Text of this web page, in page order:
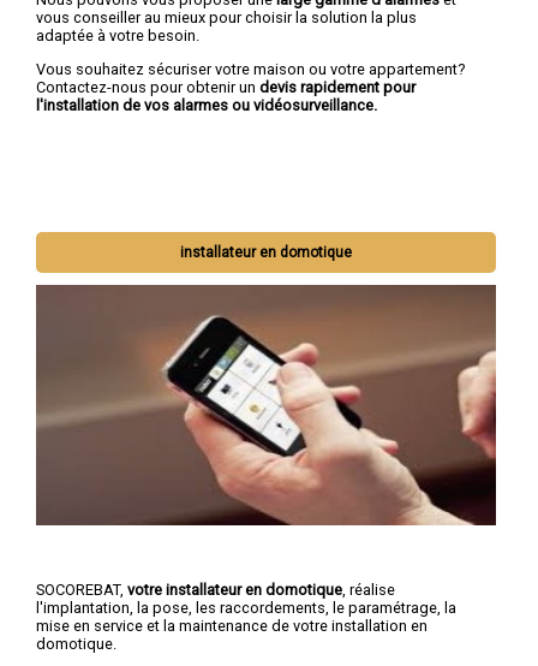
vous conseiller au mieux pour choisir la solution la plus
adaptée à votre besoin.
Vous souhaitez sécuriser votre maison ou votre appartement?
Contactez-nous pour obtenir un devis rapidement pour
l'installation de vos alarmes ou vidéosurveillance.
installateur en domotique
SOCOREBAT, votre installateur en domotique , réalise
l'implantation, la pose, les raccordements, le paramétrage, la
mise en service et la maintenance de votre installation en
domotique.